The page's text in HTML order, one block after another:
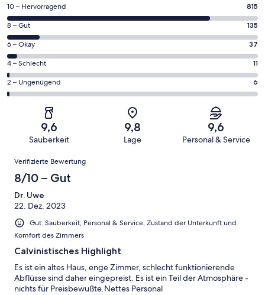
815
von
insgesamt
1004
Gästebewertungen
haben
eine
Bewertung
Hervorragend
10 – Hervorragend 815
135
von
insgesamt
1004
Gästebewertungen
haben
Bewertung
Gut
8 – Gut 135
37
von
insgesamt
1004
Gästebewertungen
Bewertung
Okay
6 – Okay 37
11
von
insgesamt
Gästebewertungen
von
Schlecht
4 – Schlecht 11
6
von
insgesamt
Gästebewertungen
haben
eine
von
Ungenügend
2 – Ungenügend 6
9,6
Sauberkeit
9,8
Lage
9,6
Personal & Service
Bewertungen
Verifizierte Bewertung
8/10 – Gut
Dr. Uwe
22. Dez. 2023
Gut: Sauberkeit, Personal & Service, Zustand der Unterkunft und
Komfort des Zimmers
Calvinistisches Highlight
Es ist ein altes Haus, enge Zimmer, schlecht funktionierende
Abflüsse sind daher eingepreist. Es ist ein Teil der Atmosphäre -
nichts für Preisbewußte.Nettes Personal